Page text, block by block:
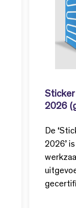
2026
De
2026’